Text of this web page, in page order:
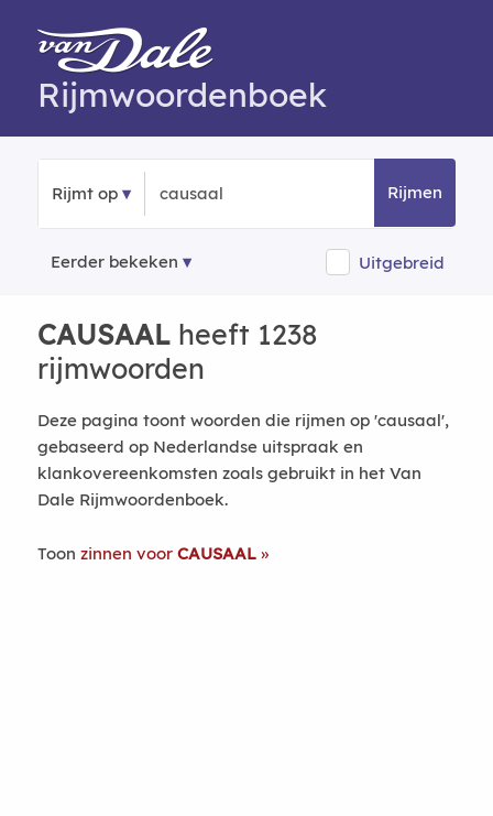
Rijmwoordenboek
Rijmt op Rijmen
Eerder bekeken Uitgebreid
CAUSAALheeft 1238
rijmwoorden
Deze pagina toont woorden die rijmen op 'causaal',
gebaseerd op Nederlandse uitspraak en
klankovereenkomsten zoals gebruikt in het Van
Dale Rijmwoordenboek.
Toon zinnen voor CAUSAAL